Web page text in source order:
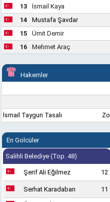
13
İsmail Kaya
14
Mustafa Şavdar
15
Ümit Demir
16
Mehmet Araç
Hakemler
İsmail Taygun Tasalı
En Golcüler
Salihli Belediye (Top. 48)
Şerif Ali Eğilmez 12
Serhat Karadaban
11